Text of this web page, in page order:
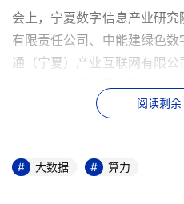
会上，宁夏数字信息产业研
有限责任公司、中能建绿色
通（宁夏）产业互联网有限
式，中卫市委常委、秘书长
代表进行了授牌。
大数据产业链生态蓝图》。他
阅读剩
大数据 算力